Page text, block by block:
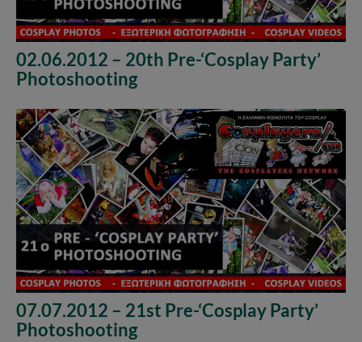
02.06.2012 – 20th Pre-‘Cosplay Party’
Photoshooting
07.07.2012 – 21st Pre-‘Cosplay Party’
Photoshooting